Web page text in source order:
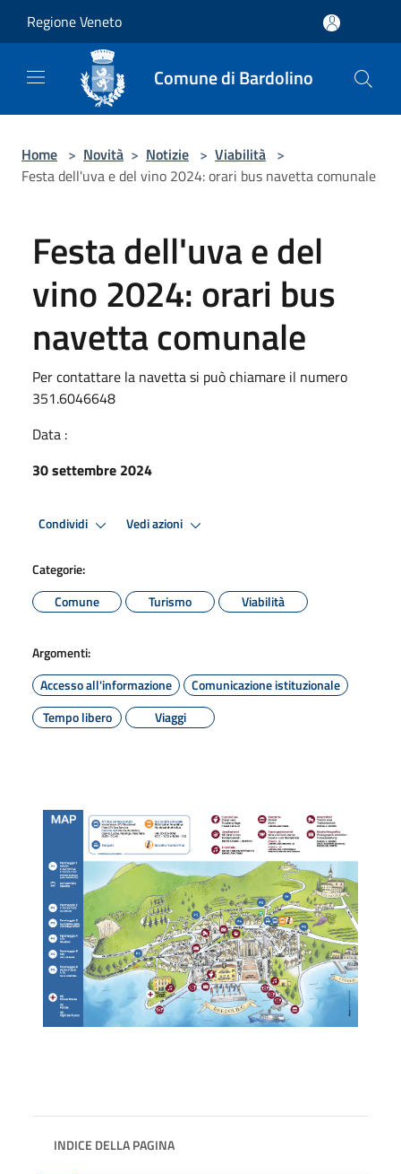
Regione Veneto
Comune di Bardolino
Home > Novità > Notizie > Viabilità >
Festa dell'uva e del vino 2024: orari bus navetta comunale
Festa dell'uva e del
vino 2024: orari bus
navetta comunale
Per contattare la navetta si può chiamare il numero
351.6046648
Data :
30 settembre 2024
Condividi Vedi azioni
Categorie:
Comune
Turismo Viabilità
Argomenti:
Accesso all'informazione
Comunicazione istituzionale
Tempo libero
Viaggi
INDICE DELLA PAGINA